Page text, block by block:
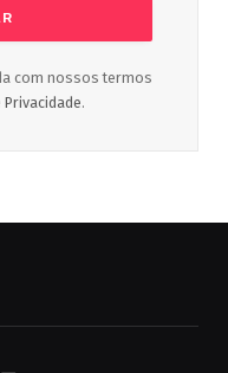
com nossos termos
.